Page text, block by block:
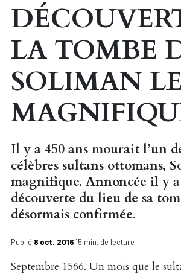
LA TOMBE
SOLIMAN LE
Il y a 450 ans mourait l’un
célèbres sultans ottomans,
magnifique. Annoncée il y
découverte du lieu de sa
désormais confirmée.
Publié 8 oct. 201615 min. de lecture
Septembre 1566. Un mois que le